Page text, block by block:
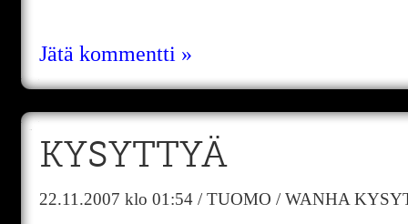
Jätä kommentti »
KYSYTTYÄ
22.11.2007 klo 01:54 /TUOMO /WANHA